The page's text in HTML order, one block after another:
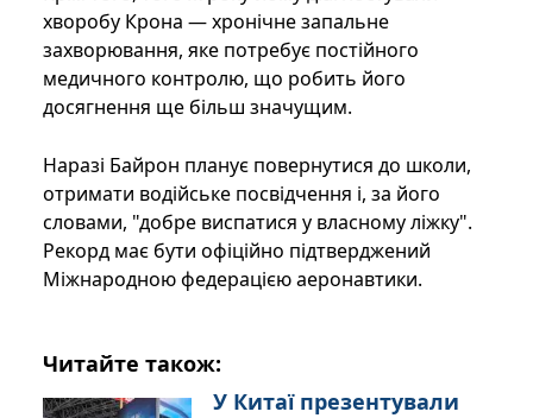
хворобу Крона — хронічне запальне
захворювання, яке потребує постійного
медичного контролю, що робить його
досягнення ще більш значущим.
Наразі Байрон планує повернутися до школи,
отримати водійське посвідчення і, за його
словами, "добре виспатися у власному ліжку".
Рекорд має бути офіційно підтверджений
Міжнародною федерацією аеронавтики.
Читайте також:
У Китаї презентували